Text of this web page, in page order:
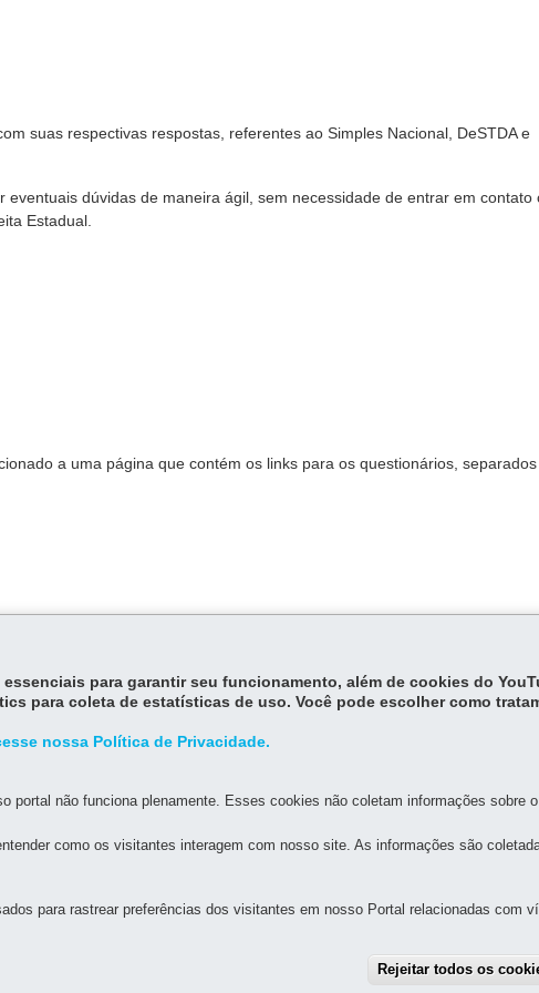
suas respectivas respostas, referentes ao Simples Nacional, DeSTDA e
dúvidas de maneira ágil, sem necessidade de entrar em contato
Estadual.
a uma página que contém os links para os questionários,
a administração fazendária assegurará aos contribuintes acesso a
DE GOVERNANÇA DIGITAL E SEGURANÇA DA
para garantir seu funcionamento, além de cookies do
para coleta de estatísticas de uso. Você pode escolher como
nossa Política de Privacidade.
portal não funciona plenamente. Esses cookies não coletam informações sobre
como os visitantes interagem com nosso site. As informações são
para rastrear preferências dos visitantes em nosso Portal relacionadas com
Rejeitar todos os